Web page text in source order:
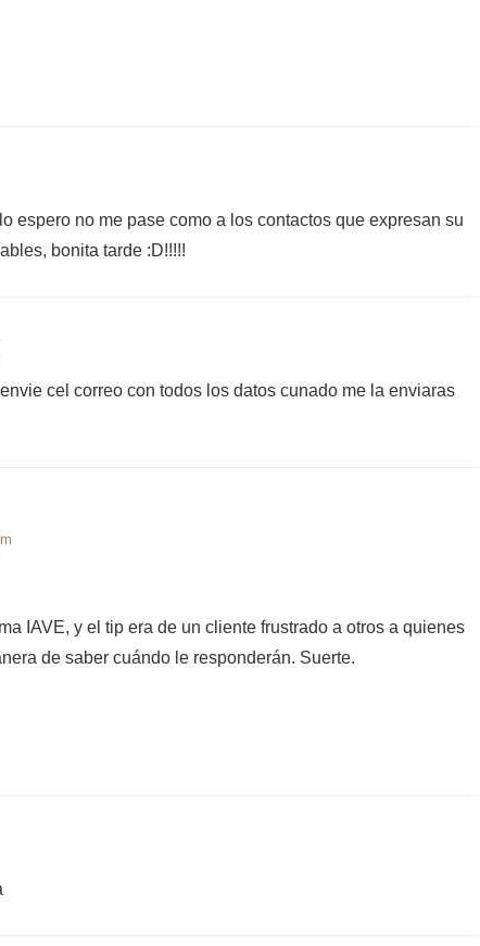
espero no me pase como a los contactos que expresan su
bonita tarde :D!!!!!
cel correo con todos los datos cunado me la enviaras
IAVE, y el tip era de un cliente frustrado a otros a quienes
de saber cuándo le responderán. Suerte.